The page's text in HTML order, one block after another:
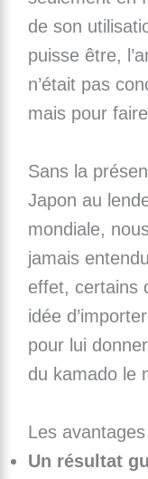
de son
puisse être,
n’était pas
mais pour
Sans la
Japon au
mondiale,
jamais
effet, certains
idée
pour lui
du kamado le
Les
Un résultat